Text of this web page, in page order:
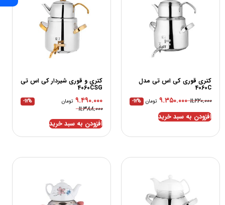
کتری قوری کی اس تی مدل
4060C
۱۱.۲۲۰.۰۰۰ ۹.۳۵۰.۰۰۰ تومان -17%
افزودن به سبد خرید
کتری و قوری شیردار کی اس تی
4060CSG
۱۱.۳۸۸.۰۰۰
۹.۴۹۰.۰۰۰ تومان -17%
افزودن به سبد خرید